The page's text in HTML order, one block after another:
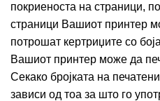
покриеноста на страници,
страници Вашиот принтер
потрошат кертриџите со
Вашиот принтер може да
Секако бројката на
зависи од тоа за што го